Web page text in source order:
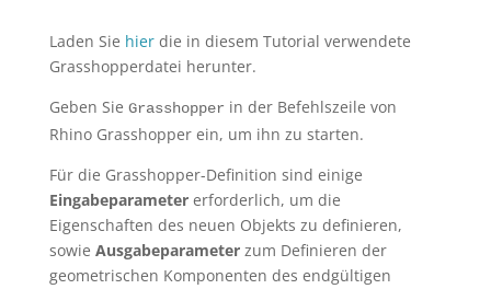
Laden Sie hierdie in diesem Tutorial verwendete
Grasshopperdatei herunter.
Geben Sie Grasshopper in der Befehlszeile von
Rhino Grasshopper ein, um ihn zu starten.
Für die Grasshopper-Definition sind einige
Eingabeparametererforderlich, um die
Eigenschaften des neuen Objekts zu definieren,
sowie Ausgabeparameterzum Definieren der
geometrischen Komponenten des endgültigen